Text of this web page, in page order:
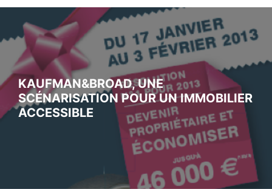
KAUFMAN&BROAD, UNE
SCÉNARISATION POUR UN IMMOBILIER
ACCESSIBLE